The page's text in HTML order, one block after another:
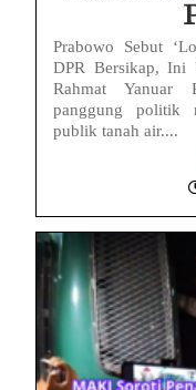
Prabowo Sebut
DPR Bersikap, Ini
Rahmat Yanuar
panggung politik
publik tanah air....